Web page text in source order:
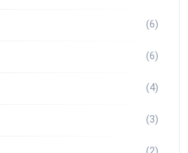
(6)
(6)
(4)
(3)